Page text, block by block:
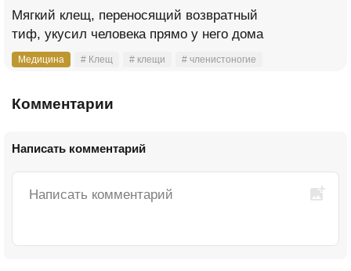
Мягкий клещ, переносящий возвратный
тиф, укусил человека прямо у него дома
Медицина # Клещ # клещи # членистоногие
Комментарии
Написать комментарий